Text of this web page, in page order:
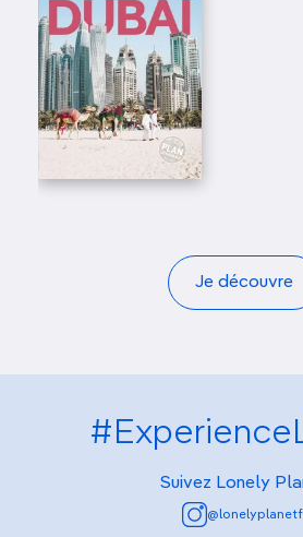
Je découvre
Suivez Lonely